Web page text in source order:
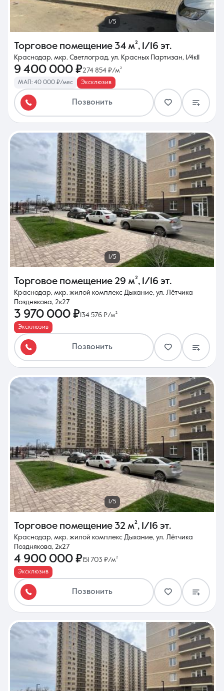
1/5
Торговое помещение 34 м², 1/16 эт.
Краснодар, мкр. Светлоград, ул. Красных Партизан, 1/4к11
9 400 000 ₽274 854 ₽/м²
МАП: 40 000 ₽/мес Эксклюзив
Позвонить
1/5
Торговое помещение 29 м², 1/16 эт.
Краснодар, мкр. жилой комплекс Дыхание, ул. Лётчика
Позднякова, 2к27
3 970 000 ₽ 134 576 ₽/м²
Эксклюзив
Позвонить
1/5
Торговое помещение 32 м², 1/16 эт.
Краснодар, мкр. жилой комплекс Дыхание, ул. Лётчика
Позднякова, 2к27
4 900 000 ₽ 151 703 ₽/м²
Эксклюзив
Позвонить